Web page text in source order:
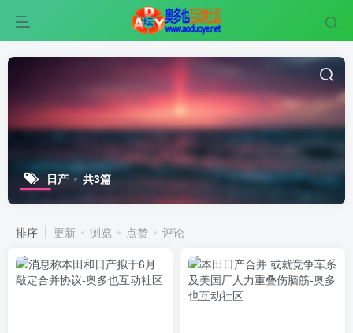
日产 共3篇
排序 更新 浏览 点赞 评论